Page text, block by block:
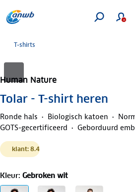
T-shirts
Human Nature
Tolar - T-shirt heren
Ronde hals Biologisch katoen
GOTS-gecertificeerd
Geborduurd
klant: 8.4
Kleur: Gebroken wit